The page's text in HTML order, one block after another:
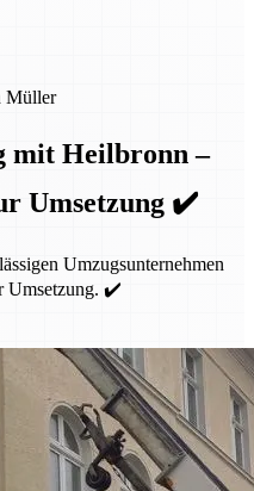
Müller
mit Heilbronn –
Umsetzung ✔️
Umzugsunternehmen
Umsetzung. ✔️